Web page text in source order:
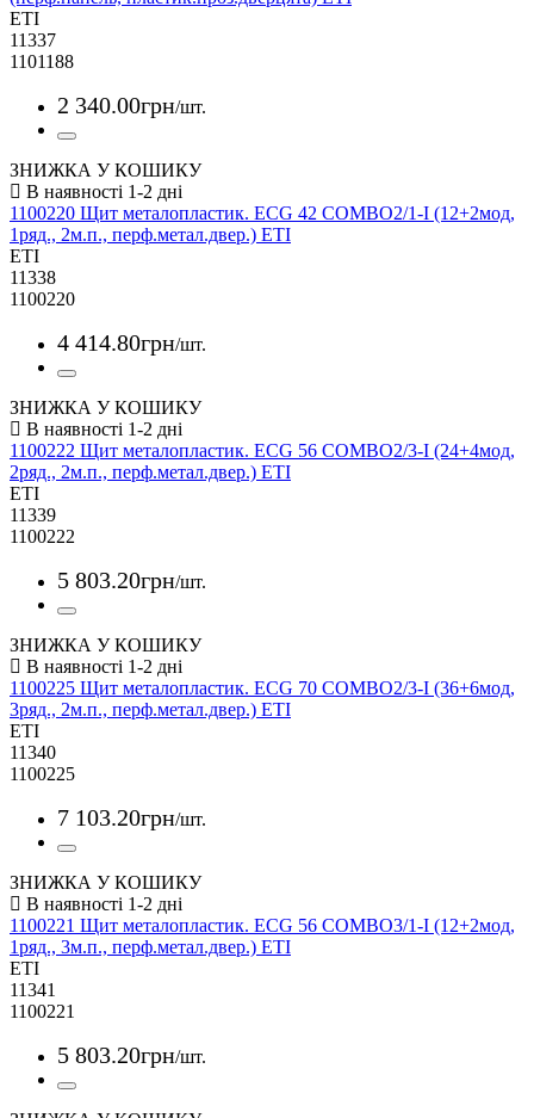
ETI
11337
1101188
2 340.00грн/шт.
ЗНИЖКА У КОШИКУ
1100220 Щит металопластик. ECG 42 COMBO2/1-I (12+2мод,
1ряд., 2м.п., перф.метал.двер.) ETI
ETI
11338
1100220
4 414.80грн/шт.
ЗНИЖКА У КОШИКУ
1100222 Щит металопластик. ECG 56 COMBO2/3-I (24+4мод,
2ряд., 2м.п., перф.метал.двер.) ETI
ETI
11339
1100222
5 803.20грн/шт.
ЗНИЖКА У КОШИКУ
1100225 Щит металопластик. ECG 70 COMBO2/3-I (36+6мод,
3ряд., 2м.п., перф.метал.двер.) ETI
ETI
11340
1100225
7 103.20грн/шт.
ЗНИЖКА У КОШИКУ
1100221 Щит металопластик. ECG 56 COMBO3/1-I (12+2мод,
1ряд., 3м.п., перф.метал.двер.) ETI
ETI
11341
1100221
5 803.20грн/шт.